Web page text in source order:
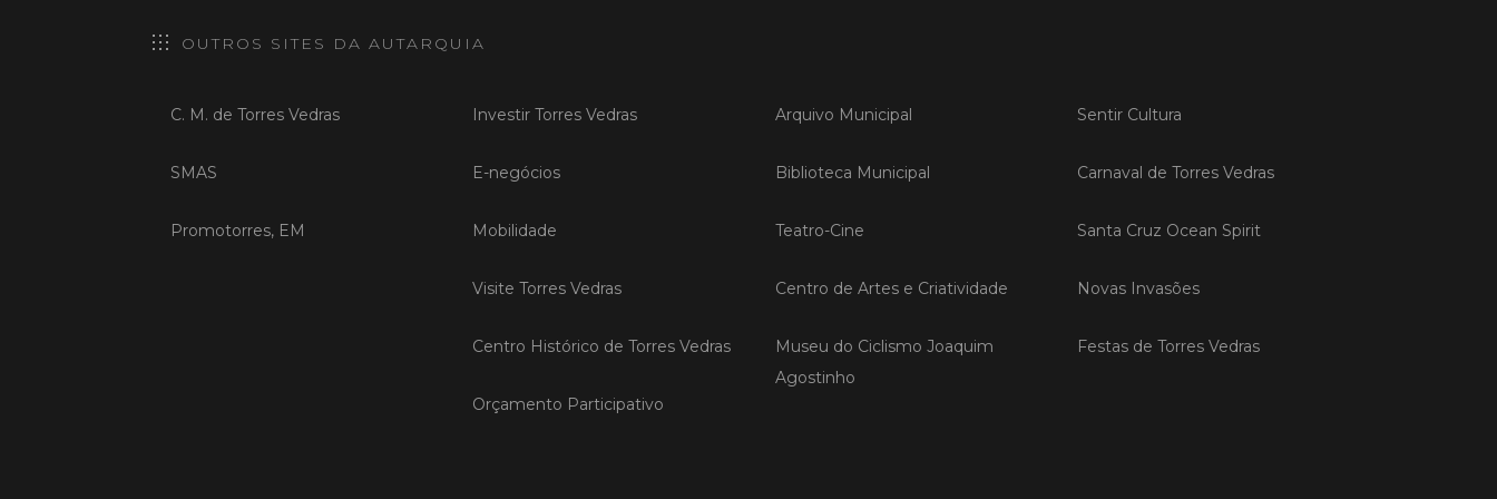
reunindo empreendedores, tecido
negócios e desenvolvimento de
OUTROS SITES DA AUTARQUIA
C. M. de Torres Vedras
SMAS
Promotorres, EM
Investir Torres Vedras
E-negócios
Mobilidade
Visite Torres Vedras
Centro Histórico de Torres Vedras
Orçamento Participativo
Arquivo Municipal
Biblioteca Municipal
Teatro-Cine
Centro de Artes e Criatividade
Museu do Ciclismo Joaquim
Agostinho
Sentir Cultura
Carnaval de Torres Vedras
Santa Cruz Ocean Spirit
Novas Invasões
Festas de Torres Vedras